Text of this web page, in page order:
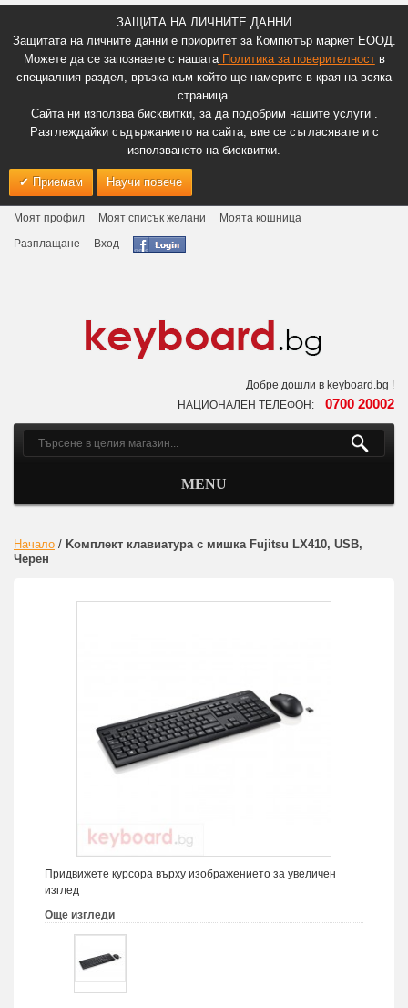
ЗАЩИТА НА ЛИЧНИТЕ ДАННИ
Защитата на личните данни е приоритет за Компютър маркет ЕООД.
Можете да се запознаете с нашатаПолитика за поверителноств
специалния раздел, връзка към който ще намерите в края на всяка
страница.
Сайта ни използва бисквитки, за да подобрим нашите услуги .
Разглеждайки съдържанието на сайта, вие се съгласявате и с
използването на бисквитки.
Приемам Научи повече
Моят профил Моят списък желани
Моята кошница
Разплащане
Вход
Добре дошли в keyboard.bg !
НАЦИОНАЛЕН ТЕЛЕФОН: 0700 20002
MENU
Начало / Kомплект клавиатура с мишка Fujitsu LX410, USB,
Черен
Придвижете курсора върху изображението за увеличен
изглед
Още изгледи